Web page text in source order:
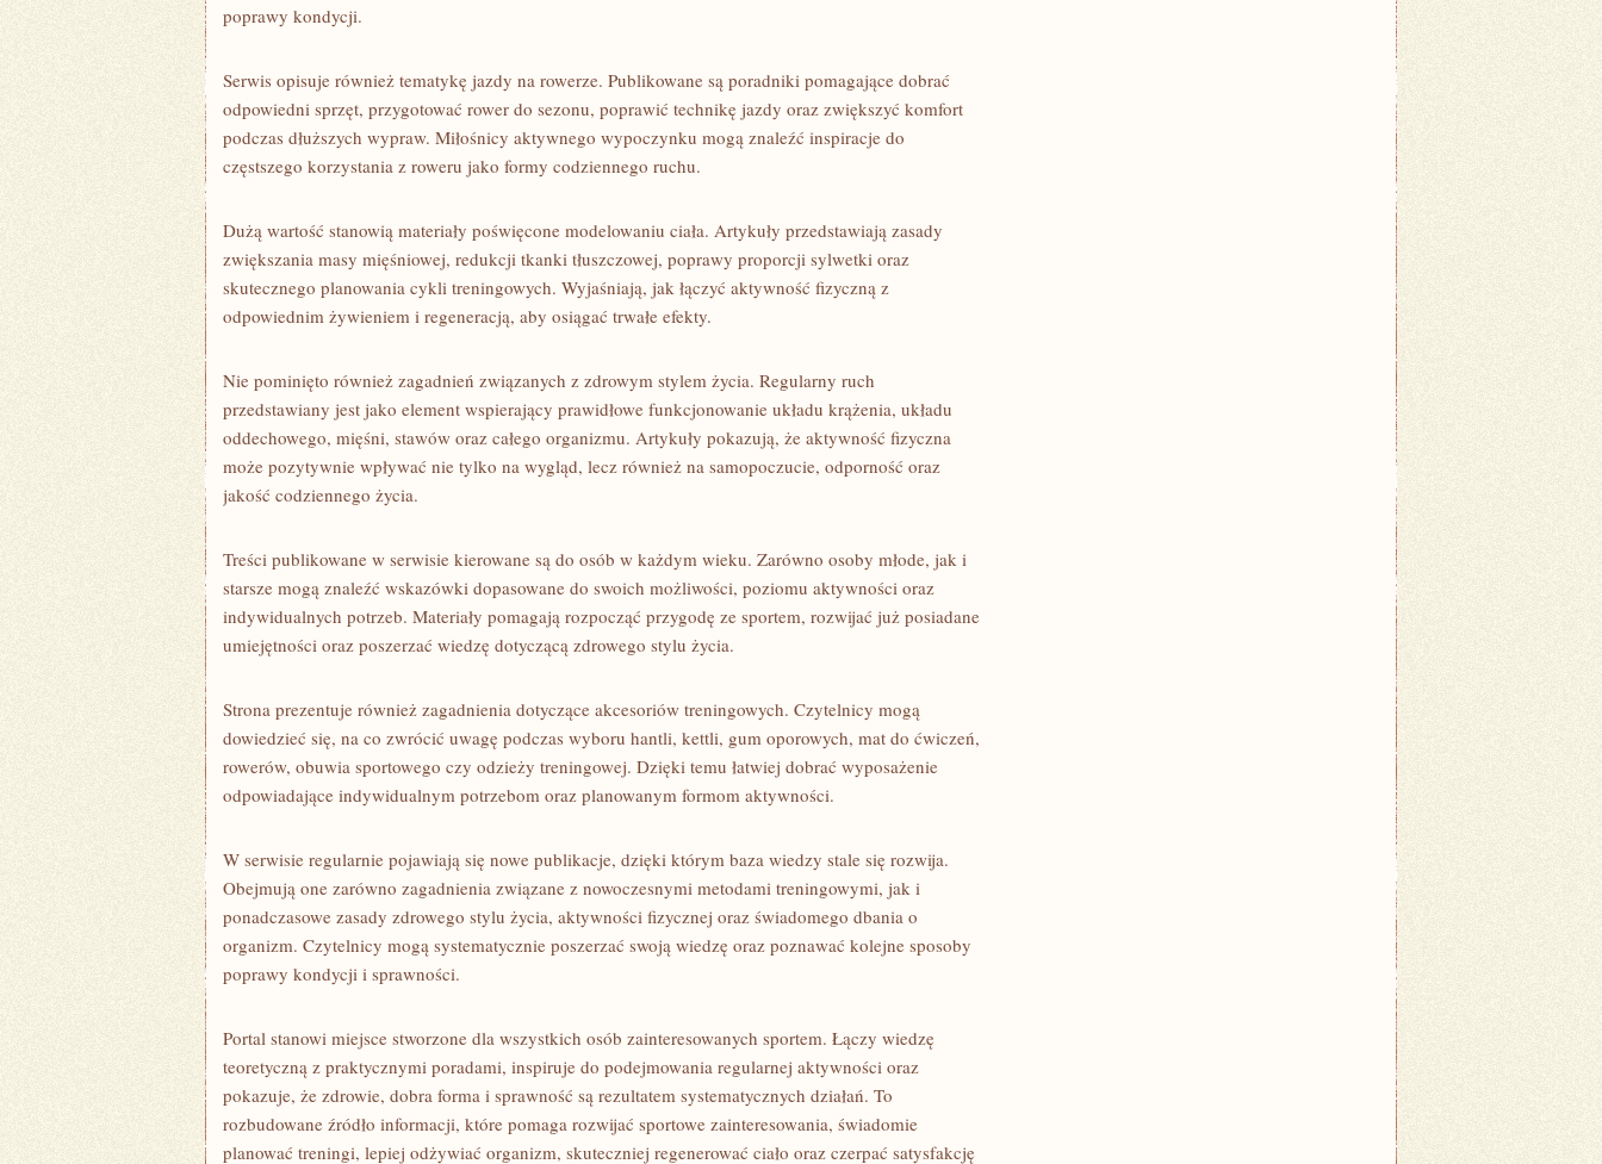
poprawy kondycji.
Serwis opisuje również tematykę jazdy na rowerze. Publikowane są poradniki pomagające dobrać
odpowiedni sprzęt, przygotować rower do sezonu, poprawić technikę jazdy oraz zwiększyć komfort
podczas dłuższych wypraw. Miłośnicy aktywnego wypoczynku mogą znaleźć inspiracje do
częstszego korzystania z roweru jako formy codziennego ruchu.
Dużą wartość stanowią materiały poświęcone modelowaniu ciała. Artykuły przedstawiają zasady
zwiększania masy mięśniowej, redukcji tkanki tłuszczowej, poprawy proporcji sylwetki oraz
skutecznego planowania cykli treningowych. Wyjaśniają, jak łączyć aktywność fizyczną z
odpowiednim żywieniem i regeneracją, aby osiągać trwałe efekty.
Nie pominięto również zagadnień związanych z zdrowym stylem życia. Regularny ruch
przedstawiany jest jako element wspierający prawidłowe funkcjonowanie układu krążenia, układu
oddechowego, mięśni, stawów oraz całego organizmu. Artykuły pokazują, że aktywność fizyczna
może pozytywnie wpływać nie tylko na wygląd, lecz również na samopoczucie, odporność oraz
jakość codziennego życia.
Treści publikowane w serwisie kierowane są do osób w każdym wieku. Zarówno osoby młode, jak i
starsze mogą znaleźć wskazówki dopasowane do swoich możliwości, poziomu aktywności oraz
indywidualnych potrzeb. Materiały pomagają rozpocząć przygodę ze sportem, rozwijać już posiadane
umiejętności oraz poszerzać wiedzę dotyczącą zdrowego stylu życia.
Strona prezentuje również zagadnienia dotyczące akcesoriów treningowych. Czytelnicy mogą
dowiedzieć się, na co zwrócić uwagę podczas wyboru hantli, kettli, gum oporowych, mat do ćwiczeń,
rowerów, obuwia sportowego czy odzieży treningowej. Dzięki temu łatwiej dobrać wyposażenie
odpowiadające indywidualnym potrzebom oraz planowanym formom aktywności.
W serwisie regularnie pojawiają się nowe publikacje, dzięki którym baza wiedzy stale się rozwija.
Obejmują one zarówno zagadnienia związane z nowoczesnymi metodami treningowymi, jak i
ponadczasowe zasady zdrowego stylu życia, aktywności fizycznej oraz świadomego dbania o
organizm. Czytelnicy mogą systematycznie poszerzać swoją wiedzę oraz poznawać kolejne sposoby
poprawy kondycji i sprawności.
Portal stanowi miejsce stworzone dla wszystkich osób zainteresowanych sportem. Łączy wiedzę
teoretyczną z praktycznymi poradami, inspiruje do podejmowania regularnej aktywności oraz
pokazuje, że zdrowie, dobra forma i sprawność są rezultatem systematycznych działań. To
rozbudowane źródło informacji, które pomaga rozwijać sportowe zainteresowania, świadomie
planować treningi, lepiej odżywiać organizm, skuteczniej regenerować ciało oraz czerpać satysfakcję